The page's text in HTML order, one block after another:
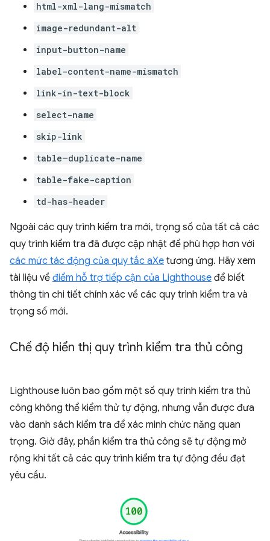
html-xml-lang-mismatch
image-redundant-alt
input-button-name
label-content-name-mismatch
link-in-text-block
select-name
skip-link
table–duplicate-name
table-fake-caption
td-has-header
Ngoài các quy trình kiểm tra mới, trọng số của tất cả các
quy trình kiểm tra đã được cập nhật để phù hợp hơn với
các mức tác động của quy tắc aXe tương ứng. Hãy xem
tài liệu về điểm hỗ trợ tiếp cận của Lighthouse để biết
thông tin chi tiết chính xác về các quy trình kiểm tra và
trọng số mới.
Chế độ hiển thị quy trình kiểm tra thủ công
Lighthouse luôn bao gồm một số quy trình kiểm tra thủ
công không thể kiểm thử tự động, nhưng vẫn được đưa
vào danh sách kiểm tra để xác minh chức năng quan
trọng. Giờ đây, phần kiểm tra thủ công sẽ tự động mở
rộng khi tất cả các quy trình kiểm tra tự động đều đạt
yêu cầu.